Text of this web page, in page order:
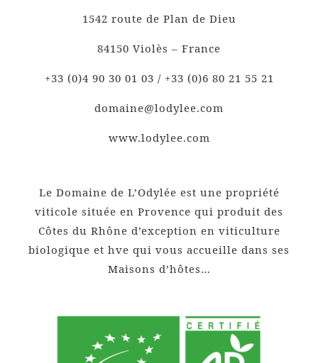
1542 route de Plan de Dieu
84150 Violès – France
+33 (0)4 90 30 01 03 / +33 (0)6 80 21 55 21
domaine@lodylee.com
www.lodylee.com
Le Domaine de L’Odylée est une propriété
viticole située en Provence qui produit des
Côtes du Rhône d’exception en viticulture
biologique et hve qui vous accueille dans ses
Maisons d’hôtes…